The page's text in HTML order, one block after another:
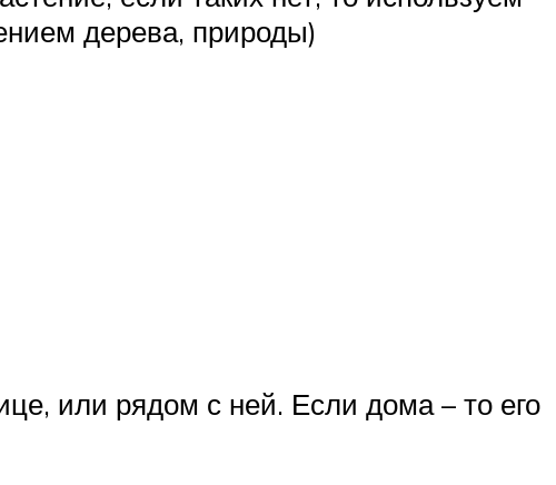
дерева, природы)
или рядом с ней. Если дома – то его